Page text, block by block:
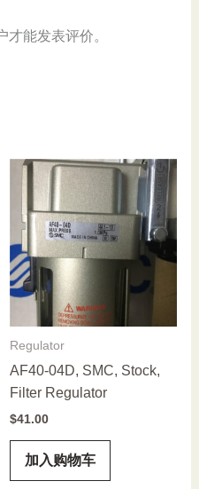
才能发表评价。
Regulator
AF40-04D, SMC, Stock,
Filter Regulator
$41.00
加入购物车